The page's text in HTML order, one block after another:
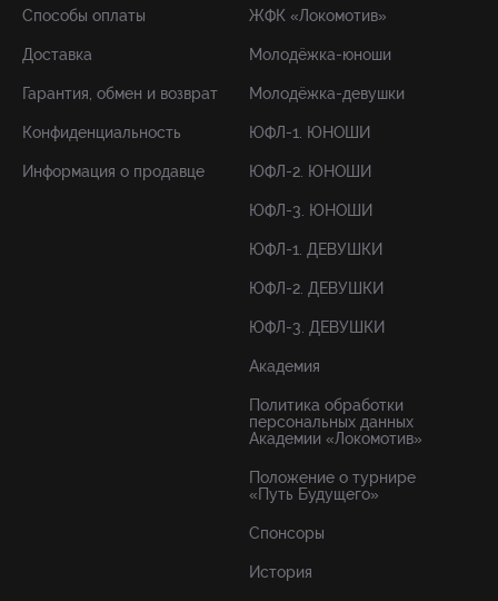
Способы оплаты
Доставка
Гарантия, обмен и возврат
Конфиденциальность
Информация о продавце
ЖФК «Локомотив»
Молодёжка-юноши
Молодёжка-девушки
ЮФЛ-1. ЮНОШИ
ЮФЛ-2. ЮНОШИ
ЮФЛ-3. ЮНОШИ
ЮФЛ-1. ДЕВУШКИ
ЮФЛ-2. ДЕВУШКИ
ЮФЛ-3. ДЕВУШКИ
Академия
Политика обработки
персональных данных
Академии «Локомотив»
Положение о турнире
«Путь Будущего»
Спонсоры
История